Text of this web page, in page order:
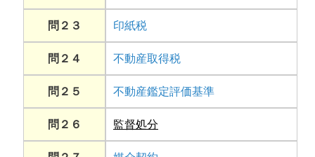
問２３ 印紙税
問２４ 不動産取得税
問２５ 不動産鑑定評価基準
問２６ 監督処分